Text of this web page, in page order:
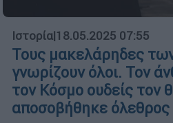
Ιστορία|18.05.2025 07:55
Τους μακελάρηδες
γνωρίζουν όλοι. Τον
τον Κόσμο ουδείς τον
αποσοβήθηκε όλεθρος